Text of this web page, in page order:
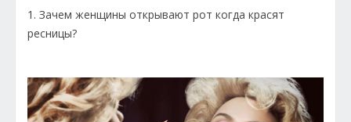
1. Зачем женщины открывают рот когда красят
ресницы?